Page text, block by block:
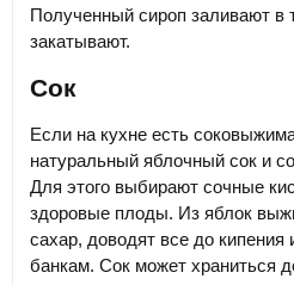
Полученный сироп заливают в
закатывают.
Сок
Если на кухне есть
натуральный яблочный сок и
Для этого выбирают сочные
здоровые плоды. Из яблок
сахар, доводят все до кипения
банкам. Сок может храниться